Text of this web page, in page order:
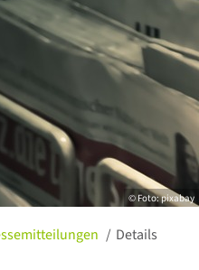
© Foto: pixabay
Details